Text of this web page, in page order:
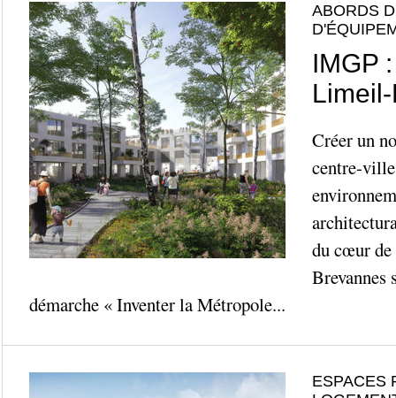
ABORDS
IMGP
Créer un
centre-
du cœur
Brevannes
démarche « Inventer la Métropole...
ESPACES